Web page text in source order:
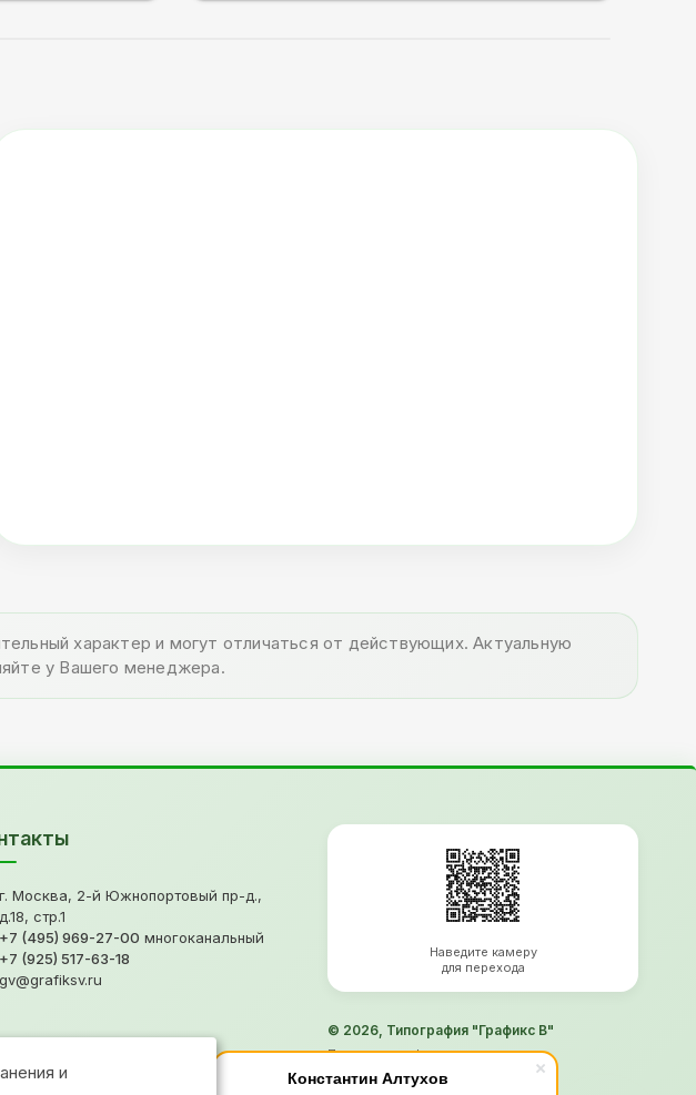
Константин Алтухов
характер и могут отличаться от действующих. Актуальную
у Вашего менеджера.
г. Москва, 2-й Южнопортовый пр-д.,
д.18, стр.1
+7 (495) 969-27-00 многоканальный
+7 (925) 517-63-18
gv@grafiksv.ru
Наведите камеру
для перехода
© 2026, Типография "Графикс В"
Политика конфиденциальности
Согласие на обработку ПД
Информация не является офертой
и